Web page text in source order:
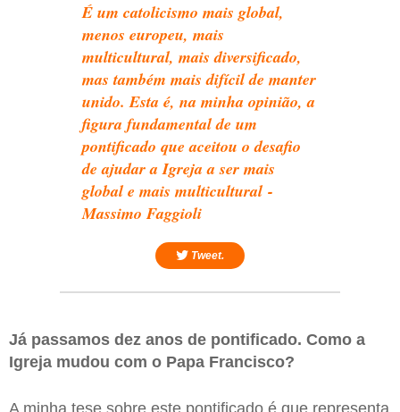
É um catolicismo mais global,
menos europeu, mais
multicultural, mais diversificado,
mas também mais difícil de manter
unido. Esta é, na minha opinião, a
figura fundamental de um
pontificado que aceitou o desafio
de ajudar a Igreja a ser mais
global e mais multicultural -
Massimo Faggioli
Tweet.
Já passamos dez anos de pontificado. Como a
Igreja mudou com o Papa Francisco?
A minha tese sobre este pontificado é que representa